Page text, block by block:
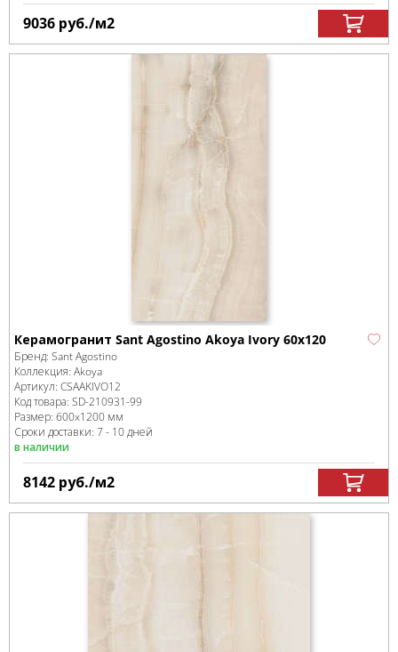
9036 руб./м2
Керамогранит Sant Agostino Akoya Ivory 60x120
Бренд: Sant Agostino
Коллекция: Akoya
Артикул: CSAAKIVO12
Код товара: SD-210931-99
Размер: 600x1200 мм
Сроки доставки: 7 - 10 дней
в наличии
8142 руб./м2